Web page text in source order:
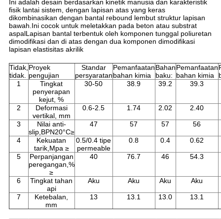
Ini adalah desain berdasarkan kinetik manusia dan karakteristik
fisik lantai sistem, dengan lapisan atas yang keras
dikombinasikan dengan bantal rebound lembut struktur lapisan
bawah.Ini cocok untuk meletakkan pada beton atau substrat
aspalLapisan bantal terbentuk oleh komponen tunggal poliuretan
dimodifikasi dan di atas dengan dua komponen dimodifikasi
lapisan elastisitas akrilik
Tidak,
tidak.
Proyek
pengujian
Standar
persyaratan
Pemanfaatan
bahan kimia
Bahan
baku:
Pemanfaatan
bahan kimia
1
Tingkat
penyerapan
kejut, %
30-50 38.9 39.2 39.3
2
Deformasi
vertikal, mm
0.6-2.5 1.74 2.02 2.40
3
Nilai anti-
slip,BPN20°C≥
47 57 57 56
4
Kekuatan
tarik,Mpa ≥
0.5/0.4 tipe
permeable
0.8 0.4 0.62
5
Perpanjangan
peregangan,%
≥
40 76.7 46 54.3
6
Tingkat tahan
api
Aku Aku Aku Aku
7
Ketebalan,
mm
13 13.1 13.0 13.1